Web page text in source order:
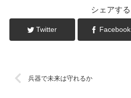
シェアする
Twitter Facebook
兵器で未来は守れるか